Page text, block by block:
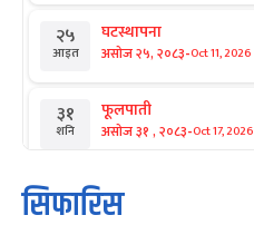
२५
आइत
घटस्थापना
असोज २५, २०८३-Oct 11, 2026
३१
शनि
फूलपाती
असोज ३१ , २०८३-Oct 17, 2026
१
आइत
कार्तिक सङ्क्रान्ति
कार्तिक १, २०८३
सिफारिस